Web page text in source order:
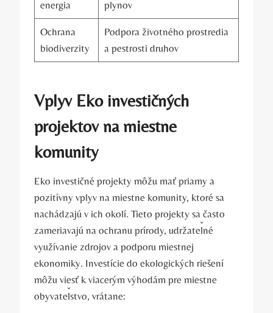
energia plynov
Ochrana
biodiverzity
Podpora životného prostredia
a pestrosti druhov
Vplyv Eko investičných
projektov na miestne
komunity
Eko investičné projekty môžu mať priamy a
⁢pozitívny vplyv na miestne komunity, ‌ktoré sa
nachádzajú⁣ v ich okolí. Tieto projekty sa ⁤často
zameriavajú na ochranu⁢ prírody, udržateľné
využívanie zdrojov a podporu ‍miestnej
ekonomiky. Investície do⁢ ekologických riešení⁢
môžu viesť k viacerým⁣ výhodám pre miestne
obyvateľstvo, vrátane: